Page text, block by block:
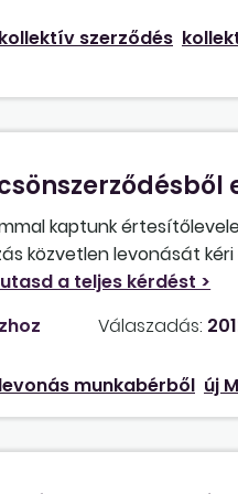
kollektív szerződés
kaptunk
közvetlen levonását
azt a részét, amelynek
alapján fizetési
33%-a erejéig
munkabérét
Válaszadás:
levonás munkabérből új